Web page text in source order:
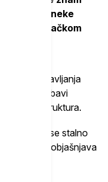
sam čitao neke
na nemačkom
predstavljanja
koje se bavi
struktura.
i svetu koji se stalno
aktuelne“, objašnjava